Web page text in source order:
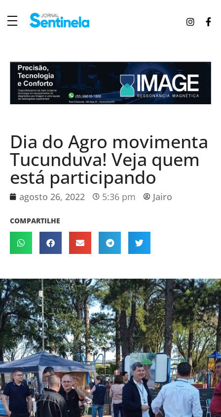
Dia do Agro movimenta
Tucunduva! Veja quem
está participando
agosto 26, 2022 5:36 pm Jairo
COMPARTILHE